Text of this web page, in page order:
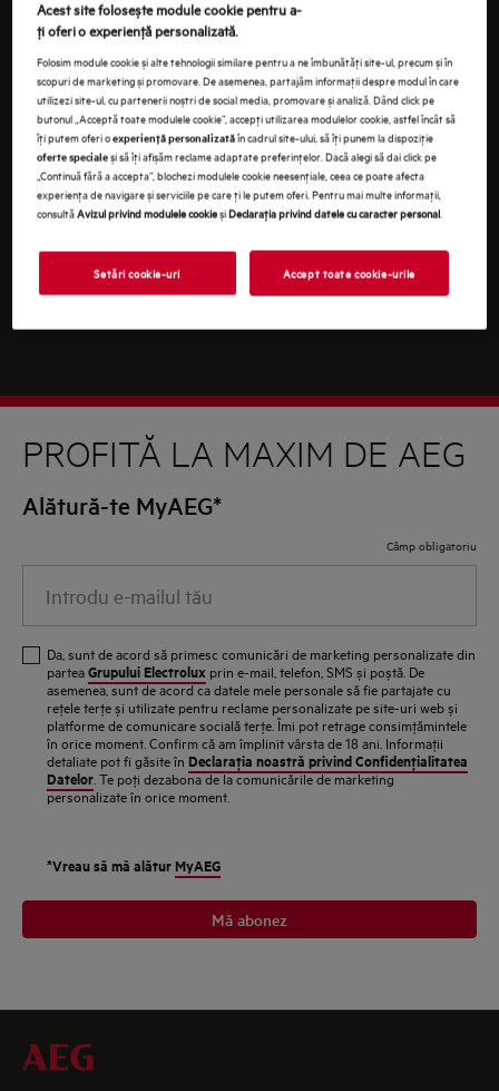
datele tale cu caracter personal, te rugăm să consulţi
declaraţia noastră privindprotecţia Datelor.
PROFITĂ LA MAXIM DE AEG
Alătură-te MyAEG*
Câmp obligatoriu
Da, sunt de acord să primesc comunicări de marketing personalizate din
parteaGrupului Electrolux prin e-mail, telefon, SMS și poștă. De
asemenea, sunt de acord ca datele mele personale să fie partajate cu
reţele terţe și utilizate pentru reclame personalizate pe site-uri web și
platforme de comunicare socială terţe. Îmi pot retrage consimţămintele
în orice moment. Confirm că am împlinit vârsta de 18 ani. Informaţii
detaliate pot fi găsite în Declaraţia noastră privind Confidenţialitatea
Datelor . Te poţi dezabona de la comunicările de marketing
personalizate în orice moment.
*Vreau să mă alătur MyAEG
Mă abonez
Acest site folosește module cookie pentru a-
ţi oferi o experienţă personalizată.
Folosim module cookie și alte tehnologii similare pentru a ne îmbunătăţi site-ul, precum și în
scopuri de marketing și promovare. De asemenea, partajăm informaţii despre modul în care
utilizezi site-ul, cu partenerii noștri de social media, promovare și analiză. Dând click pe
butonul „Acceptă toate modulele cookie”, accepţi utilizarea modulelor cookie, astfel încât să
îţi putem oferi oexperienţă personalizatăîn cadrul site-ului, să îţi punem la dispoziţie
oferte specialeși să îţi afișăm reclame adaptate preferinţelor. Dacă alegi să dai click pe
„Continuă fără a accepta”, blochezi modulele cookie neesenţiale, ceea ce poate afecta
experienţa de navigare și serviciile pe care ţi le putem oferi. Pentru mai multe informaţii,
consultăAvizul privind modulele cookieșiDeclaraţia privind datele cu caracter personal
Setări cookie-uri Accept toate cookie-urile